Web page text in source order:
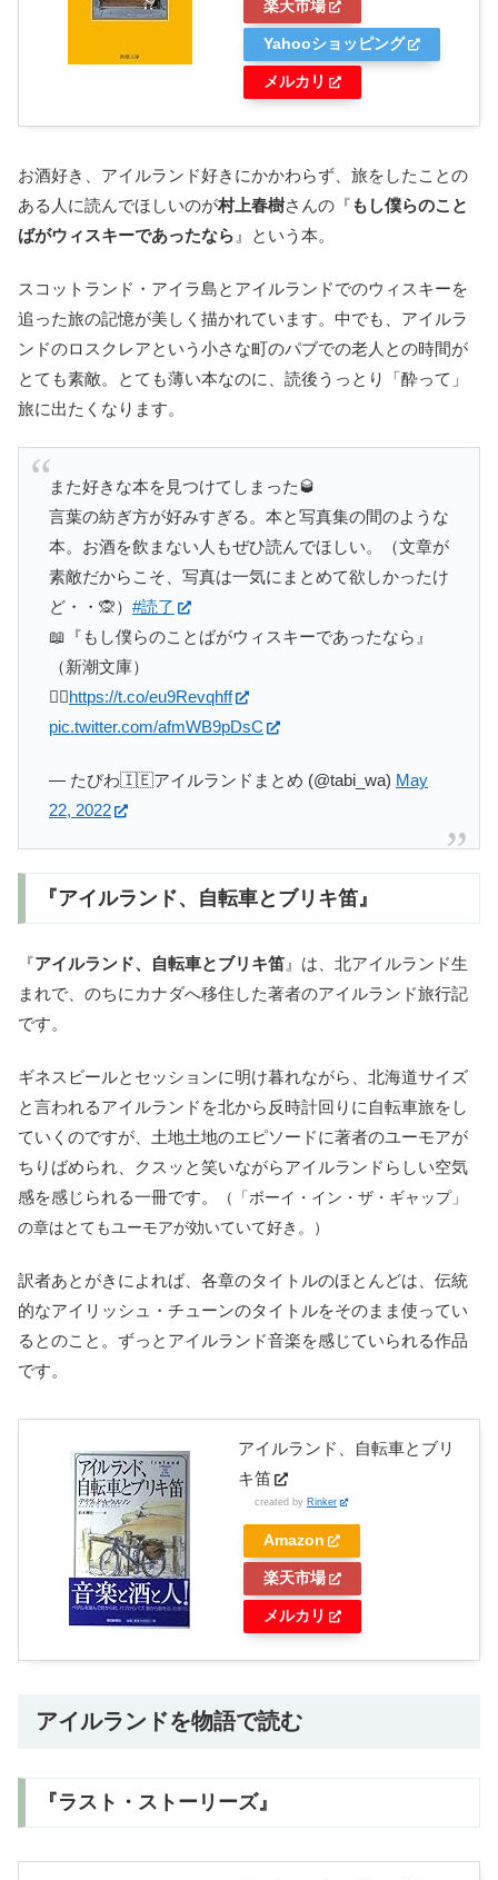
楽天市場
Yahooショッピング
メルカリ
お酒好き、アイルランド好きにかかわらず、旅をしたことの
ある人に読んでほしいのが村上春樹さんの『もし僕らのこと
ばがウィスキーであったなら 』という本。
スコットランド・アイラ島とアイルランドでのウィスキーを
追った旅の記憶が美しく描かれています。中でも、アイルラ
ンドのロスクレアという小さな町のパブでの老人との時間が
とても素敵。とても薄い本なのに、読後うっとり「酔って」
旅に出たくなります。
また好きな本を見つけてしまった🥃
言葉の紡ぎ方が好みすぎる。本と写真集の間のような
本。お酒を飲まない人もぜひ読んでほしい。（文章が
素敵だからこそ、写真は一気にまとめて欲しかったけ
ど・・🙊） #読了
📖『もし僕らのことばがウィスキーであったなら』
（新潮文庫）
👉🏻https://t.co/eu9Revqhff
pic.twitter.com/afmWB9pDsC
— たびわ🇮🇪アイルランドまとめ (@tabi_wa) May
22, 2022
『アイルランド、自転車とブリキ笛』
『アイルランド、自転車とブリキ笛』は、北アイルランド生
まれで、のちにカナダへ移住した著者のアイルランド旅行記
です。
ギネスビールとセッションに明け暮れながら、北海道サイズ
と言われるアイルランドを北から反時計回りに自転車旅をし
ていくのですが、土地土地のエピソードに著者のユーモアが
ちりばめられ、クスッと笑いながらアイルランドらしい空気
感を感じられる一冊です。
（「ボーイ・イン・ザ・ギャップ」
の章はとてもユーモアが効いていて好き。）
訳者あとがきによれば、各章のタイトルのほとんどは、伝統
的なアイリッシュ・チューンのタイトルをそのまま使ってい
るとのこと。ずっとアイルランド音楽を感じていられる作品
です。
アイルランド、自転車とブリ
キ笛
created by Rinker
Amazon
楽天市場
メルカリ
アイルランドを物語で読む
『ラスト・ストーリーズ』